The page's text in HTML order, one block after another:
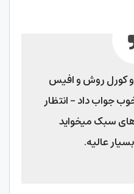
کورل روش و افیس
جواب داد – انتظار
سبک میخواید
عالیه.